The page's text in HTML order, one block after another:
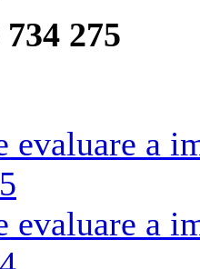
275
evaluare a
evaluare a